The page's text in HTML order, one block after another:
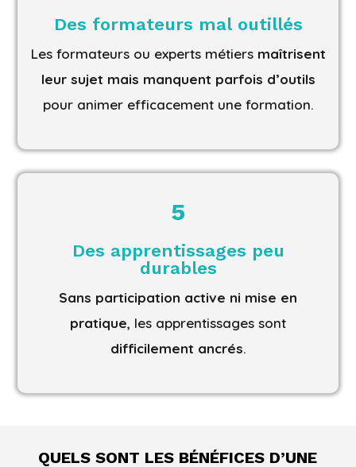
Des formateurs mal outillés
Les formateurs ou experts métiers maîtrisent
leur sujet mais manquent parfois d’outils
pour animer efficacement une formation.
5
Des apprentissages peu
durables
Sans participation active ni mise en
pratique, les apprentissages sont
difficilement ancrés.
QUELS SONT LES BÉNÉFICES D’UNE